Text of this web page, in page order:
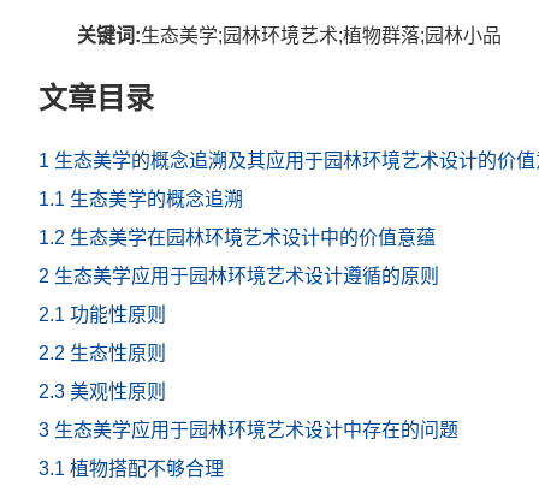
关键词:生态美学;园林环境艺术;植物群落;园林小品
文章目录
1 生态美学的概念追溯及其应用于园林环境艺术设计的价
1.1 生态美学的概念追溯
1.2 生态美学在园林环境艺术设计中的价值意蕴
2 生态美学应用于园林环境艺术设计遵循的原则
2.1 功能性原则
2.2 生态性原则
2.3 美观性原则
3 生态美学应用于园林环境艺术设计中存在的问题
3.1 植物搭配不够合理